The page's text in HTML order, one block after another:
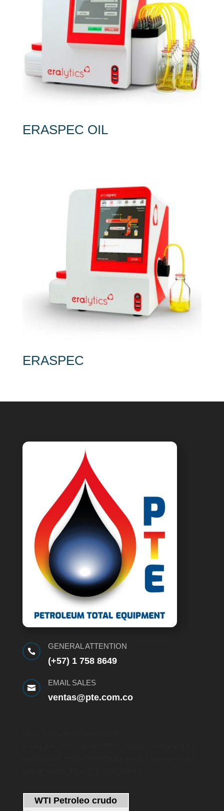
ERASPEC OIL
ERASPEC

GENERAL ATTENTION
(+57) 1 758 8649

EMAIL SALES
ventas@pte.com.co
WTI Petroleo crudo